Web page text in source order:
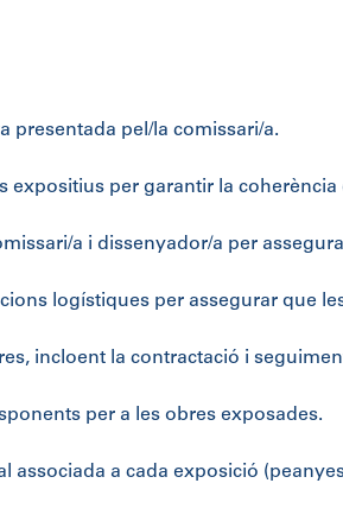
presentada pel/la comissari/a.
expositius per garantir la
a i dissenyador/a per
logístiques per assegurar que
incloent la contractació i
per a les obres exposades.
associada a cada exposició